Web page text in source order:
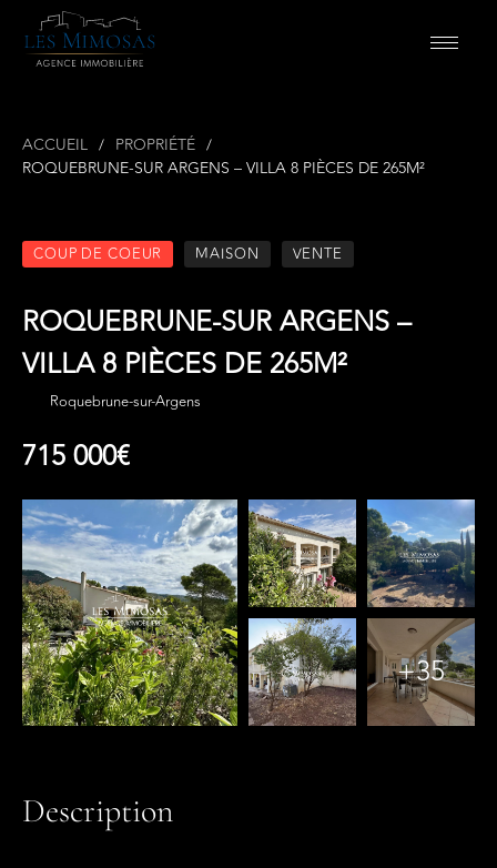
ACCUEIL
PROPRIÉTÉ
ROQUEBRUNE-SUR ARGENS – VILLA 8 PIÈCES DE 265M²
COUP DE COEUR MAISON VENTE
ROQUEBRUNE-SUR ARGENS –
VILLA 8 PIÈCES DE 265M²
Roquebrune-sur-Argens
715 000€
+35
Description